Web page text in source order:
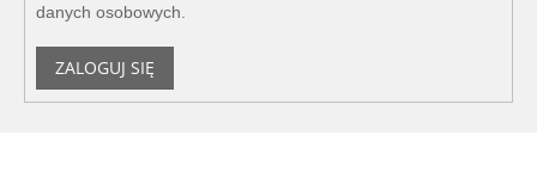
danych osobowych
ZALOGUJ SIĘ